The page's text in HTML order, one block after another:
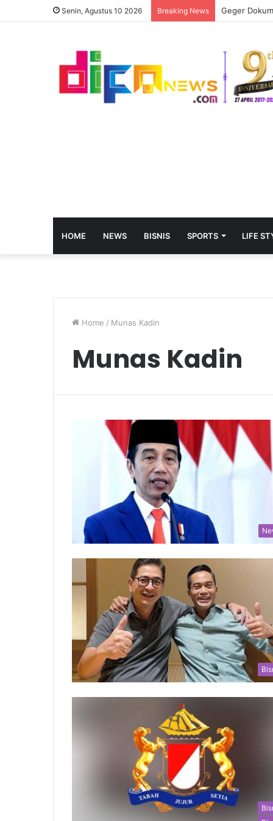
Senin, Agustus 10 2026 Breaking News
HOME NEWS BISNIS SPORTS LIFE
Home / Munas Kadin
Munas Kadin